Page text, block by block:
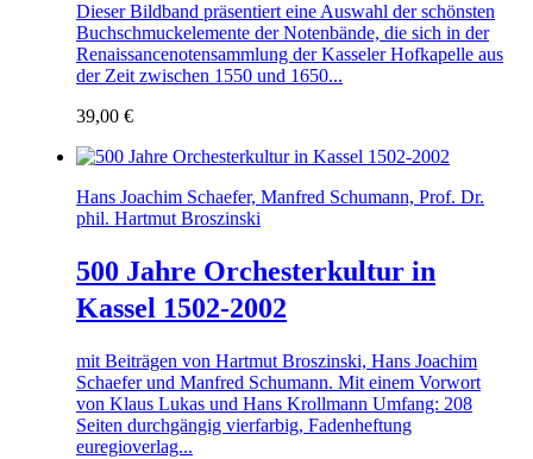
Dieser Bildband präsentiert eine Auswahl der schönsten
Buchschmuckelemente der Notenbände, die sich in der
Renaissancenotensammlung der Kasseler Hofkapelle aus
der Zeit zwischen 1550 und 1650...
39,00 €
Hans Joachim Schaefer, Manfred Schumann, Prof. Dr.
phil. Hartmut Broszinski
500 Jahre Orchesterkultur in
Kassel 1502-2002
mit Beiträgen von Hartmut Broszinski, Hans Joachim
Schaefer und Manfred Schumann. Mit einem Vorwort
von Klaus Lukas und Hans Krollmann Umfang: 208
Seiten durchgängig vierfarbig, Fadenheftung
euregioverlag...